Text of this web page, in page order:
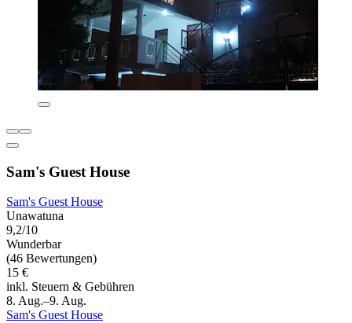
Sam's Guest House
Sam's Guest House
Unawatuna
9,2/10
Wunderbar
(46 Bewertungen)
15 €
inkl. Steuern & Gebühren
8. Aug.–9. Aug.
Sam's Guest House